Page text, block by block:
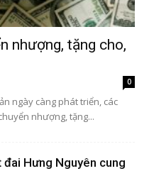
nhượng, tặng cho,
0
ngày càng phát triển, các
nhượng, tặng...
Hưng Nguyên cung